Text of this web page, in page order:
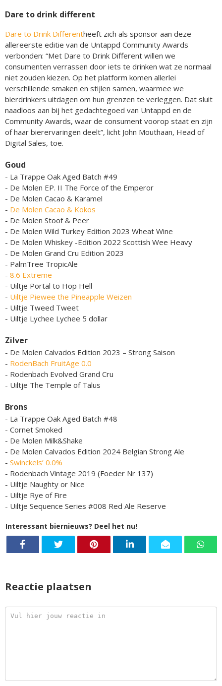
Dare to drink different
Dare to Drink Differentheeft zich als sponsor aan deze
allereerste editie van de Untappd Community Awards
verbonden: “Met Dare to Drink Different willen we
consumenten verrassen door iets te drinken wat ze normaal
niet zouden kiezen. Op het platform komen allerlei
verschillende smaken en stijlen samen, waarmee we
bierdrinkers uitdagen om hun grenzen te verleggen. Dat sluit
naadloos aan bij het gedachtegoed van Untappd en de
Community Awards, waar de consument voorop staat en zijn
of haar bierervaringen deelt”, licht John Mouthaan, Head of
Digital Sales, toe.
Goud
- La Trappe Oak Aged Batch #49
- De Molen EP. II The Force of the Emperor
- De Molen Cacao & Karamel
- De Molen Cacao & Kokos
- De Molen Stoof & Peer
- De Molen Wild Turkey Edition 2023 Wheat Wine
- De Molen Whiskey -Edition 2022 Scottish Wee Heavy
- De Molen Grand Cru Edition 2023
- PalmTree TropicAle
- 8.6 Extreme
- Uiltje Portal to Hop Hell
- Uiltje Piewee the Pineapple Weizen
- Uiltje Tweed Tweet
- Uiltje Lychee Lychee 5 dollar
Zilver
- De Molen Calvados Edition 2023 – Strong Saison
- RodenBach FruitAge 0.0
- Rodenbach Evolved Grand Cru
- Uiltje The Temple of Talus
Brons
- La Trappe Oak Aged Batch #48
- Cornet Smoked
- De Molen Milk&Shake
- De Molen Calvados Edition 2024 Belgian Strong Ale
- Swinckels’ 0.0%
- Rodenbach Vintage 2019 (Foeder Nr 137)
- Uiltje Naughty or Nice
- Uiltje Rye of Fire
- Uiltje Sequence Series #008 Red Ale Reserve
Interessant biernieuws? Deel het nu!
Reactie plaatsen